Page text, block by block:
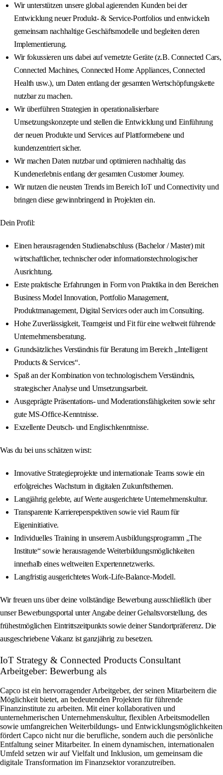
Wir unterstützen unsere global agierenden Kunden bei der
Entwicklung neuer Produkt- & Service-Portfolios und entwickeln
gemeinsam nachhaltige Geschäftsmodelle und begleiten deren
Implementierung.
Wir fokussieren uns dabei auf vernetzte Geräte (z.B. Connected Cars,
Connected Machines, Connected Home Appliances, Connected
Health usw.), um Daten entlang der gesamten Wertschöpfungskette
nutzbar zu machen.
Wir überführen Strategien in operationalisierbare
Umsetzungskonzepte und stellen die Entwicklung und Einführung
der neuen Produkte und Services auf Plattformebene und
kundenzentriert sicher.
Wir machen Daten nutzbar und optimieren nachhaltig das
Kundenerlebnis entlang der gesamten Customer Journey.
Wir nutzen die neusten Trends im Bereich IoT und Connectivity und
bringen diese gewinnbringend in Projekten ein.
Dein Profil:
Einen herausragenden Studienabschluss (Bachelor / Master) mit
wirtschaftlicher, technischer oder informationstechnologischer
Ausrichtung.
Erste praktische Erfahrungen in Form von Praktika in den Bereichen
Business Model Innovation, Portfolio Management,
Produktmanagement, Digital Services oder auch im Consulting.
Hohe Zuverlässigkeit, Teamgeist und Fit für eine weltweit führende
Unternehmensberatung.
Grundsätzliches Verständnis für Beratung im Bereich „Intelligent
Products & Services“.
Spaß an der Kombination von technologischem Verständnis,
strategischer Analyse und Umsetzungsarbeit.
Ausgeprägte Präsentations- und Moderationsfähigkeiten sowie sehr
gute MS-Office-Kenntnisse.
Exzellente Deutsch- und Englischkenntnisse.
Was du bei uns schätzen wirst:
Innovative Strategieprojekte und internationale Teams sowie ein
erfolgreiches Wachstum in digitalen Zukunftsthemen.
Langjährig gelebte, auf Werte ausgerichtete Unternehmenskultur.
Transparente Karriereperspektiven sowie viel Raum für
Eigeninitiative.
Individuelles Training in unserem Ausbildungsprogramm „The
Institute“ sowie herausragende Weiterbildungsmöglichkeiten
innerhalb eines weltweiten Expertennetzwerks.
Langfristig ausgerichtetes Work-Life-Balance-Modell.
Wir freuen uns über deine vollständige Bewerbung ausschließlich über
unser Bewerbungsportal unter Angabe deiner Gehaltsvorstellung, des
frühestmöglichen Eintrittszeitpunkts sowie deiner Standortpräferenz. Die
ausgeschriebene Vakanz ist ganzjährig zu besetzen.
IoT Strategy & Connected Products Consultant
Arbeitgeber: Bewerbung als
Capco ist ein hervorragender Arbeitgeber, der seinen Mitarbeitern die
Möglichkeit bietet, an bedeutenden Projekten für führende
Finanzinstitute zu arbeiten. Mit einer kollaborativen und
unternehmerischen Unternehmenskultur, flexiblen Arbeitsmodellen
sowie umfangreichen Weiterbildungs- und Entwicklungsmöglichkeiten
fördert Capco nicht nur die berufliche, sondern auch die persönliche
Entfaltung seiner Mitarbeiter. In einem dynamischen, internationalen
Umfeld setzen wir auf Vielfalt und Inklusion, um gemeinsam die
digitale Transformation im Finanzsektor voranzutreiben.